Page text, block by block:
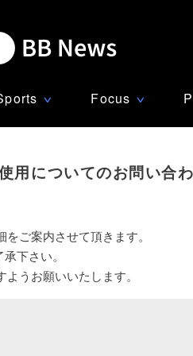
∨ Focus ∨
用についてのお問い合
ご案内させて頂きます。
下さい。
うお願いいたします。